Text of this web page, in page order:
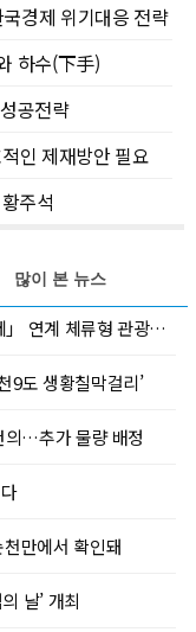
경제 위기대응 전략
하수(下手)
공전략
인 제재방안 필요
주석
관광·지역경제 활성화 추진
9도 생황칠막걸리’
의…추가 물량 배정
만에서 확인돼
날’ 개최
많이 본 뉴스